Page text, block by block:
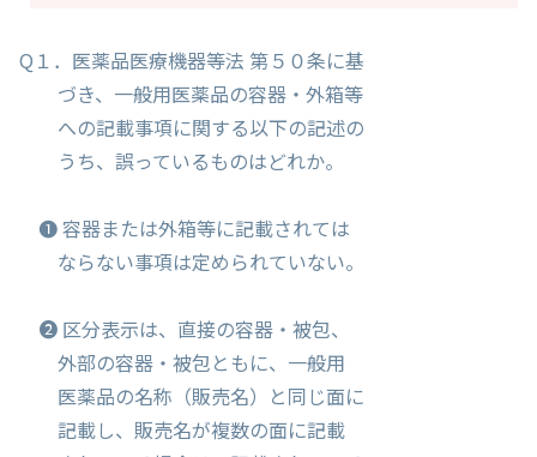
Q１．医薬品医療機器等法 第５０条に基
づき、一般用医薬品の容器・外箱等
への記載事項に関する以下の記述の
うち、誤っているものはどれか。
❶ 容器または外箱等に記載されては
ならない事項は定められていない。
❷ 区分表示は、直接の容器・被包、
外部の容器・被包ともに、一般用
医薬品の名称（販売名）と同じ面に
記載し、販売名が複数の面に記載